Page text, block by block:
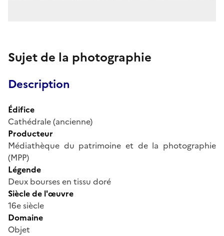
Sujet de la photographie
Description
Édifice
Cathédrale (ancienne)
Producteur
Médiathèque du patrimoine et de la photographie
(MPP)
Légende
Deux bourses en tissu doré
Siècle de l'œuvre
16e siècle
Domaine
Objet